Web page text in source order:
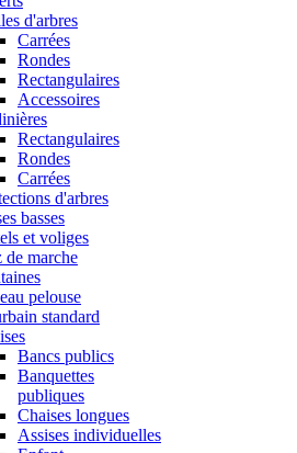
d'arbres
Carrées
Rondes
Rectangulaires
Accessoires
Rectangulaires
Rondes
Carrées
d'arbres
basses
et voliges
de marche
pelouse
standard
Bancs publics
Banquettes
publiques
Chaises longues
Assises individuelles